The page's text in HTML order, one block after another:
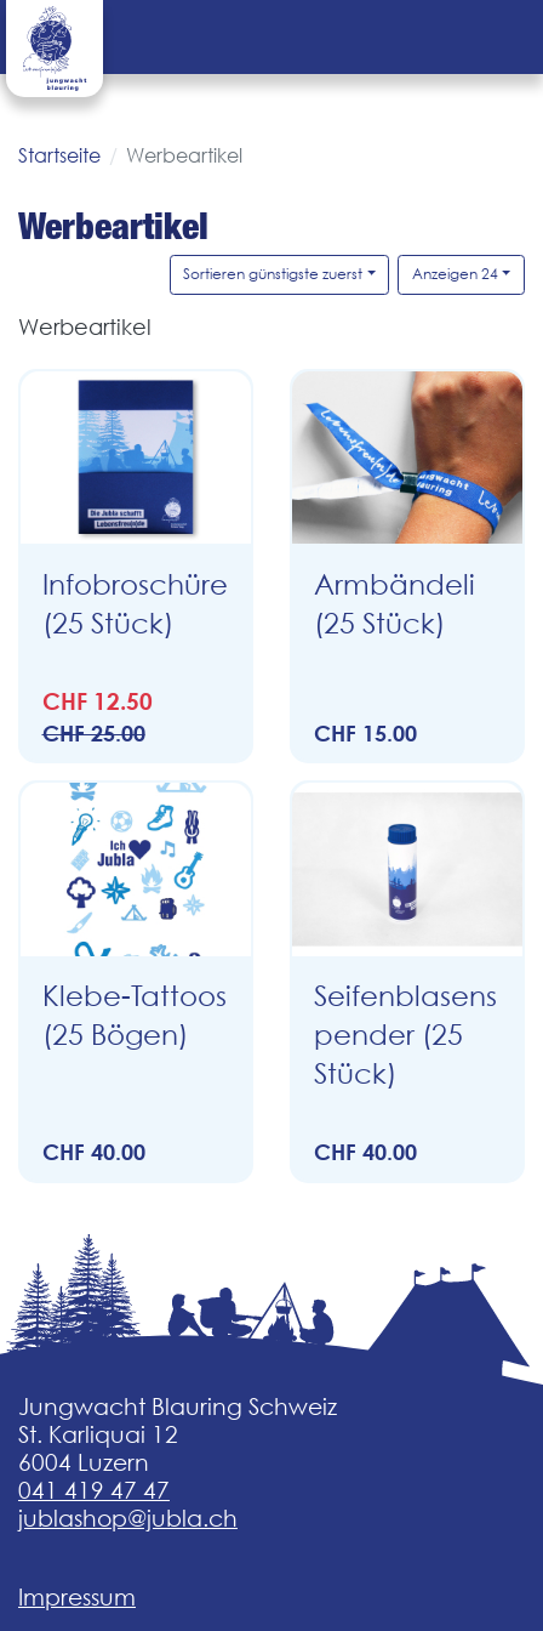
Startseite Werbeartikel
Werbeartikel
Anzeigen 24
Sortieren günstigste zuerst
Werbeartikel
Infobroschüre
(25 Stück)
CHF 12.50
CHF 25.00
Armbändeli
(25 Stück)
CHF 15.00
Klebe-Tattoos
(25 Bögen)
CHF 40.00
Seifenblasens
pender (25
Stück)
CHF 40.00
Jungwacht Blauring Schweiz
St. Karliquai 12
6004 Luzern
041 419 47 47
jublashop@jubla.ch
Impressum